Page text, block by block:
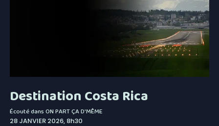
Destination Costa Rica
Écouté dansON PART ÇA D'MÊME
28 JANVIER 2026, 8h30